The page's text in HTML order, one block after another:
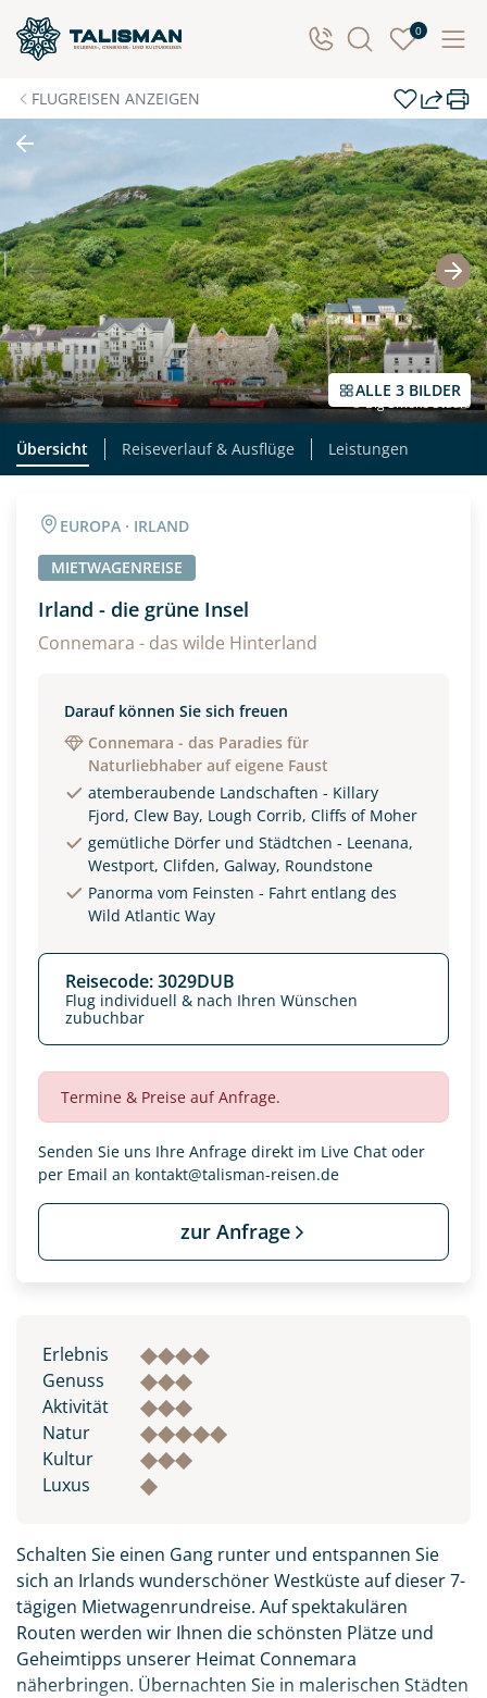
0
FLUGREISEN ANZEIGEN
ALLE 3 BILDER
© Big Smoke Studio
Übersicht Reiseverlauf & Ausflüge Leistungen
EUROPA · IRLAND
MIETWAGENREISE
Irland - die grüne Insel
Connemara - das wilde Hinterland
Darauf können Sie sich freuen
Connemara - das Paradies für
Naturliebhaber auf eigene Faust
atemberaubende Landschaften - Killary
Fjord, Clew Bay, Lough Corrib, Cliffs of Moher
gemütliche Dörfer und Städtchen - Leenana,
Westport, Clifden, Galway, Roundstone
Panorma vom Feinsten - Fahrt entlang des
Wild Atlantic Way
Reisecode: 3029DUB
Flug individuell & nach Ihren Wünschen
zubuchbar
Termine & Preise auf Anfrage.
Senden Sie uns Ihre Anfrage direkt im Live Chat oder
per Email an kontakt@talisman-reisen.de
zur Anfrage
Erlebnis
Genuss
Aktivität
Natur
Kultur
Luxus
Schalten Sie einen Gang runter und entspannen Sie
sich an Irlands wunderschöner Westküste auf dieser 7-
tägigen Mietwagenrundreise. Auf spektakulären
Routen werden wir Ihnen die schönsten Plätze und
Geheimtipps unserer Heimat Connemara
näherbringen. Übernachten Sie in malerischen Städten
Individuelle Anfrage
Herzlichen Dank für Ihre Kontaktaufnahme! Ihr Urlaub
- so individuell wie Sie. Teilen Sie uns Ihre
Wunschtermine für die Reise mit. Wir prüfen die
Verfügbarkeit und kontaktieren Sie, um alles Weitere
zu besprechen. Gemeinsam gestalten wir Ihre
Traumreise.
Persönliche Daten
Vorname Nachname
E-Mail* Telefon
Alter
Unterkunft
EZ Familienzimmer
Reisebeginn
Option 2
Weitere Informationen
geschickt. Mit Absenden des Formulars, erklären Sie, dass
Sie dieDatenschutzerklärung
Kenntnis genommen und akzeptiert haben.